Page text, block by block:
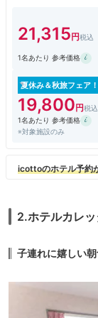
シュノーケルは不向
ホテル隣にヤギを飼
（食べられないこと
21,315
1名あたり 参考価格
夏休み＆秋旅フェア！
19,800
1名あたり 参考価格
※対象施設のみ
2.ホテルカレッ
子連れに嬉しい